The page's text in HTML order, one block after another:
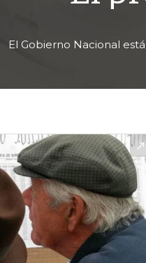
El Gobierno Nacional